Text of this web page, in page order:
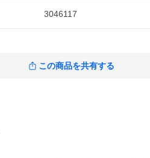
3046117
この商品を共有する